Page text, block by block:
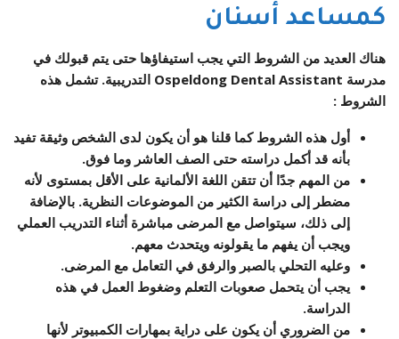
كمساعد أسنان
هناك العديد من الشروط التي يجب استيفاؤها حتى يتم قبولك في
مدرسة Ospeldong Dental Assistant التدريبية. تشمل هذه
الشروط :
أول هذه الشروط كما قلنا هو أن يكون لدى الشخص وثيقة تفيد
بأنه قد أكمل دراسته حتى الصف العاشر وما فوق.
من المهم جدًا أن تتقن اللغة الألمانية على الأقل بمستوى لأنه
مضطر إلى دراسة الكثير من الموضوعات النظرية. بالإضافة
إلى ذلك، سيتواصل مع المرضى مباشرة أثناء التدريب العملي
ويجب أن يفهم ما يقولونه ويتحدث معهم.
وعليه التحلي بالصبر والرفق في التعامل مع المرضى.
يجب أن يتحمل صعوبات التعلم وضغوط العمل في هذه
الدراسة.
من الضروري أن يكون على دراية بمهارات الكمبيوتر لأنها